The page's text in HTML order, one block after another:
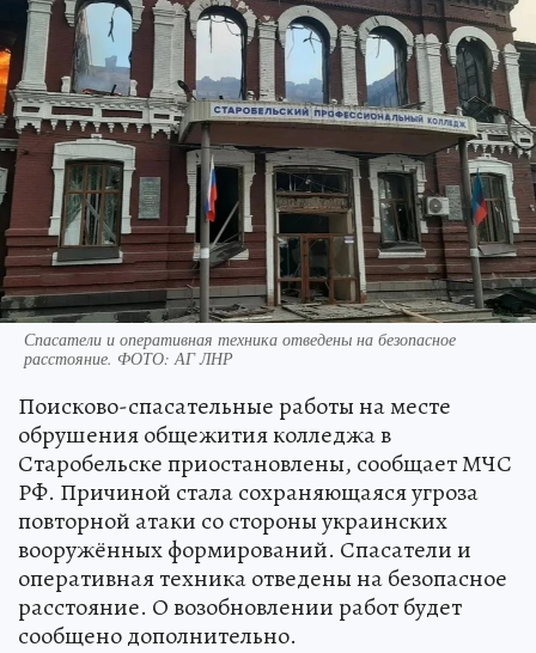
Спасатели и оперативная техника отведены на безопасное
расстояние. ФОТО: АГ ЛНР
Поисково-спасательные работы на месте
обрушения общежития колледжа в
Старобельске приостановлены, сообщает МЧС
РФ. Причиной стала сохраняющаяся угроза
повторной атаки со стороны украинских
вооружённых формирований. Спасатели и
оперативная техника отведены на безопасное
расстояние. О возобновлении работ будет
сообщено дополнительно.